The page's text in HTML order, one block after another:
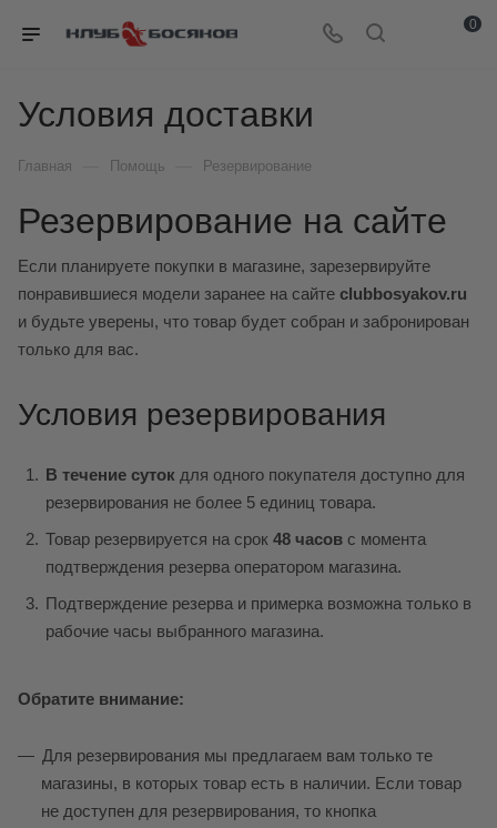
0
Условия доставки
Главная Помощь Резервирование
Резервирование на сайте
Если планируете покупки в магазине, зарезервируйте
понравившиеся модели заранее на сайте clubbosyakov.ru
и будьте уверены, что товар будет собран и забронирован
только для вас.
Условия резервирования
В течение суток для одного покупателя доступно для
резервирования не более 5 единиц товара.
Товар резервируется на срок 48 часов с момента
подтверждения резерва оператором магазина.
Подтверждение резерва и примерка возможна только в
рабочие часы выбранного магазина.
Обратите внимание:
Для резервирования мы предлагаем вам только те
магазины, в которых товар есть в наличии. Если товар
не доступен для резервирования, то кнопка